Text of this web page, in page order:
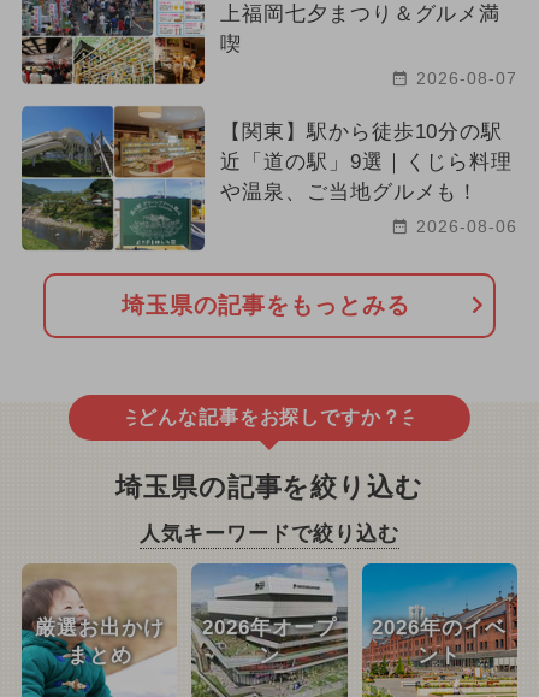
上福岡七夕まつり＆グルメ満
喫
2026-08-07
【関東】駅から徒歩10分の駅
近「道の駅」9選｜くじら料理
や温泉、ご当地グルメも！
2026-08-06
埼玉県の記事をもっとみる
どんな記事をお探しですか？
埼玉県の記事を絞り込む
人気キーワードで絞り込む
厳選お出かけ
まとめ
2026年オープ
ン
2026年のイベ
ント